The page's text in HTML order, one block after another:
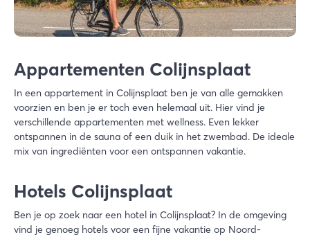
Appartementen Colijnsplaat
In een appartement in Colijnsplaat ben je van alle gemakken
voorzien en ben je er toch even helemaal uit. Hier vind je
verschillende appartementen met wellness. Even lekker
ontspannen in de sauna of een duik in het zwembad. De ideale
mix van ingrediënten voor een ontspannen vakantie.
Hotels Colijnsplaat
Ben je op zoek naar een hotel in Colijnsplaat? In de omgeving
vind je genoeg hotels voor een fijne vakantie op Noord-